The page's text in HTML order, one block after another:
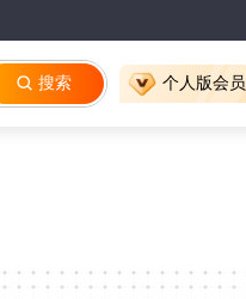
个人版会员
搜索